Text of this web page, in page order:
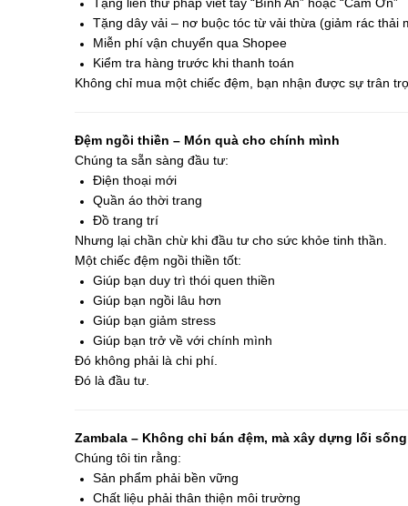
Tặng dây vải – nơ buộc tóc từ vải thừa (giảm rác thải
Miễn phí vận chuyển qua Shopee
Kiểm tra hàng trước khi thanh toán
Không chỉ mua một chiếc đệm, bạn nhận được sự trân
Đệm ngồi thiền – Món quà cho chính mình
Chúng ta sẵn sàng đầu tư:
Điện thoại mới
Quần áo thời trang
Đồ trang trí
Nhưng lại chần chừ khi đầu tư cho sức khỏe tinh thần.
Một chiếc đệm ngồi thiền tốt:
Giúp bạn duy trì thói quen thiền
Giúp bạn ngồi lâu hơn
Giúp bạn giảm stress
Giúp bạn trở về với chính mình
Đó không phải là chi phí.
Đó là đầu tư.
Zambala – Không chỉ bán đệm, mà xây dựng lối
Chúng tôi tin rằng:
Sản phẩm phải bền vững
Chất liệu phải thân thiện môi trường